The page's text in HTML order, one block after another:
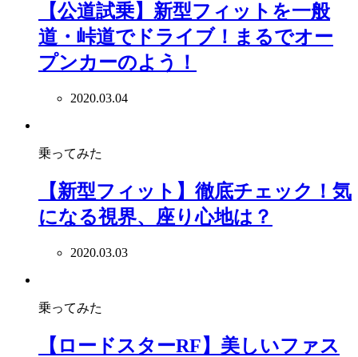
【公道試乗】新型フィットを一般
道・峠道でドライブ！まるでオー
プンカーのよう！
2020.03.04
乗ってみた
【新型フィット】徹底チェック！気
になる視界、座り心地は？
2020.03.03
乗ってみた
【ロードスターRF】美しいファス